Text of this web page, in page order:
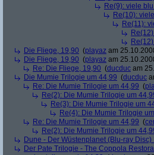
Re(9): viele
Re(10):
Re(11):
Die Fliege, 19,90 (playaz am
Die Fliege, 19,90 (playaz am
Re: Die Fliege, 19,90 (ducduc am
Die Mumie Trilogie um 44,99 (ducduc
Re: Die Mumie Trilogie um 44,99 (
Re(2): Die Mumie Trilogie um
Re(3): Die Mumie Trilogie um
Re(4): Die Mumie Trilogie
Re: Die Mumie Trilogie um 44,99 (
Re(2): Die Mumie Trilogie um
Dune - Der Wüstenplanet (Blu-ray Disc)
Der Pate Trilogie - The Coppola